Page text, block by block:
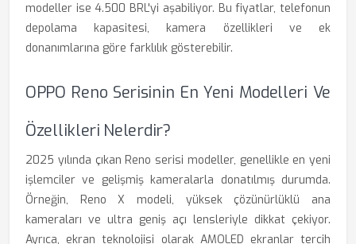
modeller ise 4.500 BRL'yi aşabiliyor. Bu fiyatlar, telefonun
depolama kapasitesi, kamera özellikleri ve ek
donanımlarına göre farklılık gösterebilir.
OPPO Reno Serisinin En Yeni Modelleri Ve
Özellikleri Nelerdir?
2025 yılında çıkan Reno serisi modeller, genellikle en yeni
işlemciler ve gelişmiş kameralarla donatılmış durumda.
Örneğin, Reno X modeli, yüksek çözünürlüklü ana
kameraları ve ultra geniş açı lensleriyle dikkat çekiyor.
Ayrıca, ekran teknolojisi olarak AMOLED ekranlar tercih